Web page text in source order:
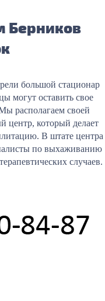
Берников
большой стационар
могут оставить свое
располагаем своей
центр, который делает
В штате центра
по выхаживанию
случаев.